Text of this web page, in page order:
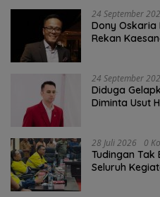
24 September
Dony Oskaria
Rekan
24 September
Diduga
Diminta Usut
28 Juli 2026 0
Tudingan Tak
Seluruh